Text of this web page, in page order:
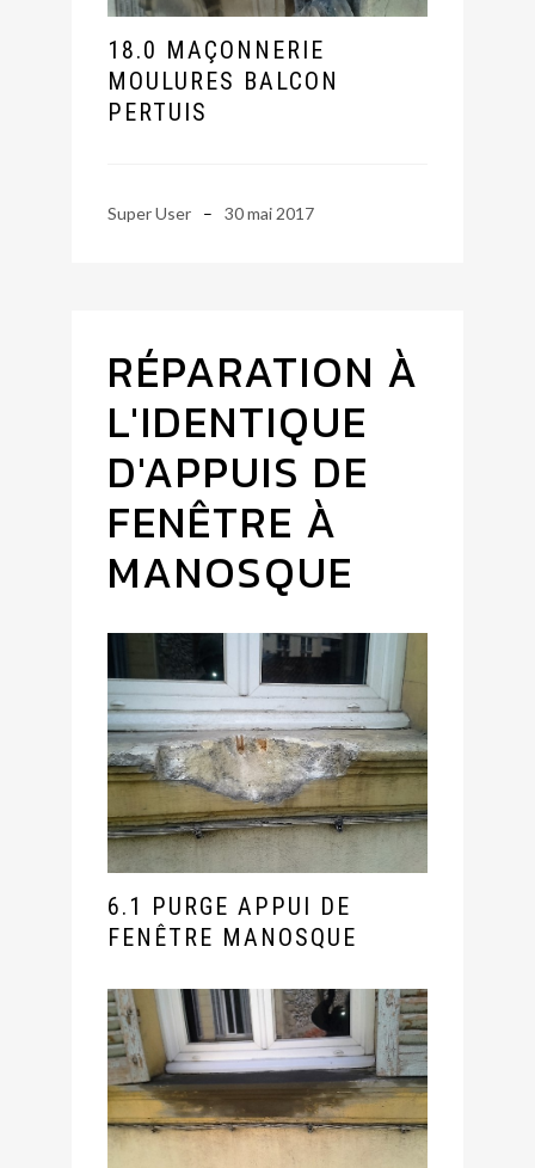
18.0 MAÇONNERIE
MOULURES BALCON
PERTUIS
Super User 30 mai 2017
RÉPARATION À
L'IDENTIQUE
D'APPUIS DE
FENÊTRE À
MANOSQUE
6.1 PURGE APPUI DE
FENÊTRE MANOSQUE